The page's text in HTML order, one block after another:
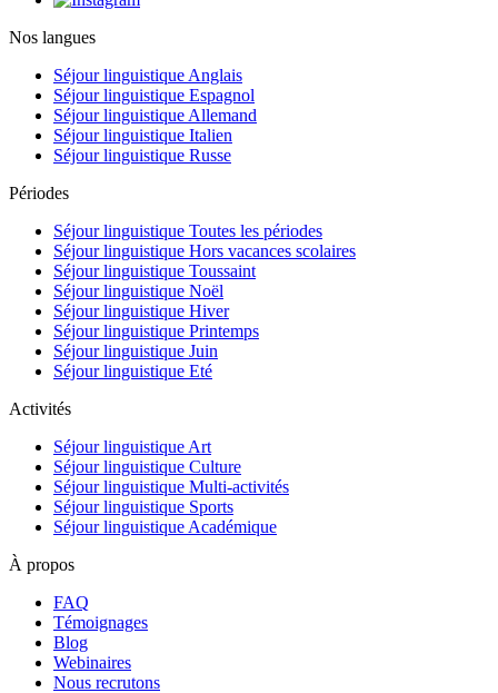
Nos langues
Séjour linguistique Anglais
Séjour linguistique Espagnol
Séjour linguistique Allemand
Séjour linguistique Italien
Séjour linguistique Russe
Périodes
Séjour linguistique Toutes les périodes
Séjour linguistique Hors vacances scolaires
Séjour linguistique Toussaint
Séjour linguistique Noël
Séjour linguistique Hiver
Séjour linguistique Printemps
Séjour linguistique Juin
Séjour linguistique Eté
Activités
Séjour linguistique Art
Séjour linguistique Culture
Séjour linguistique Multi-activités
Séjour linguistique Sports
Séjour linguistique Académique
À propos
FAQ
Témoignages
Blog
Webinaires
Nous recrutons